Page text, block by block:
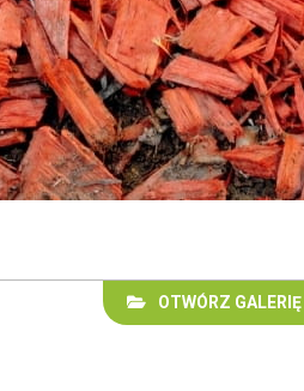
OTWÓRZ GALERIĘ